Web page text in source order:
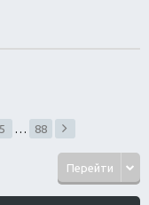
5 88
Перейти